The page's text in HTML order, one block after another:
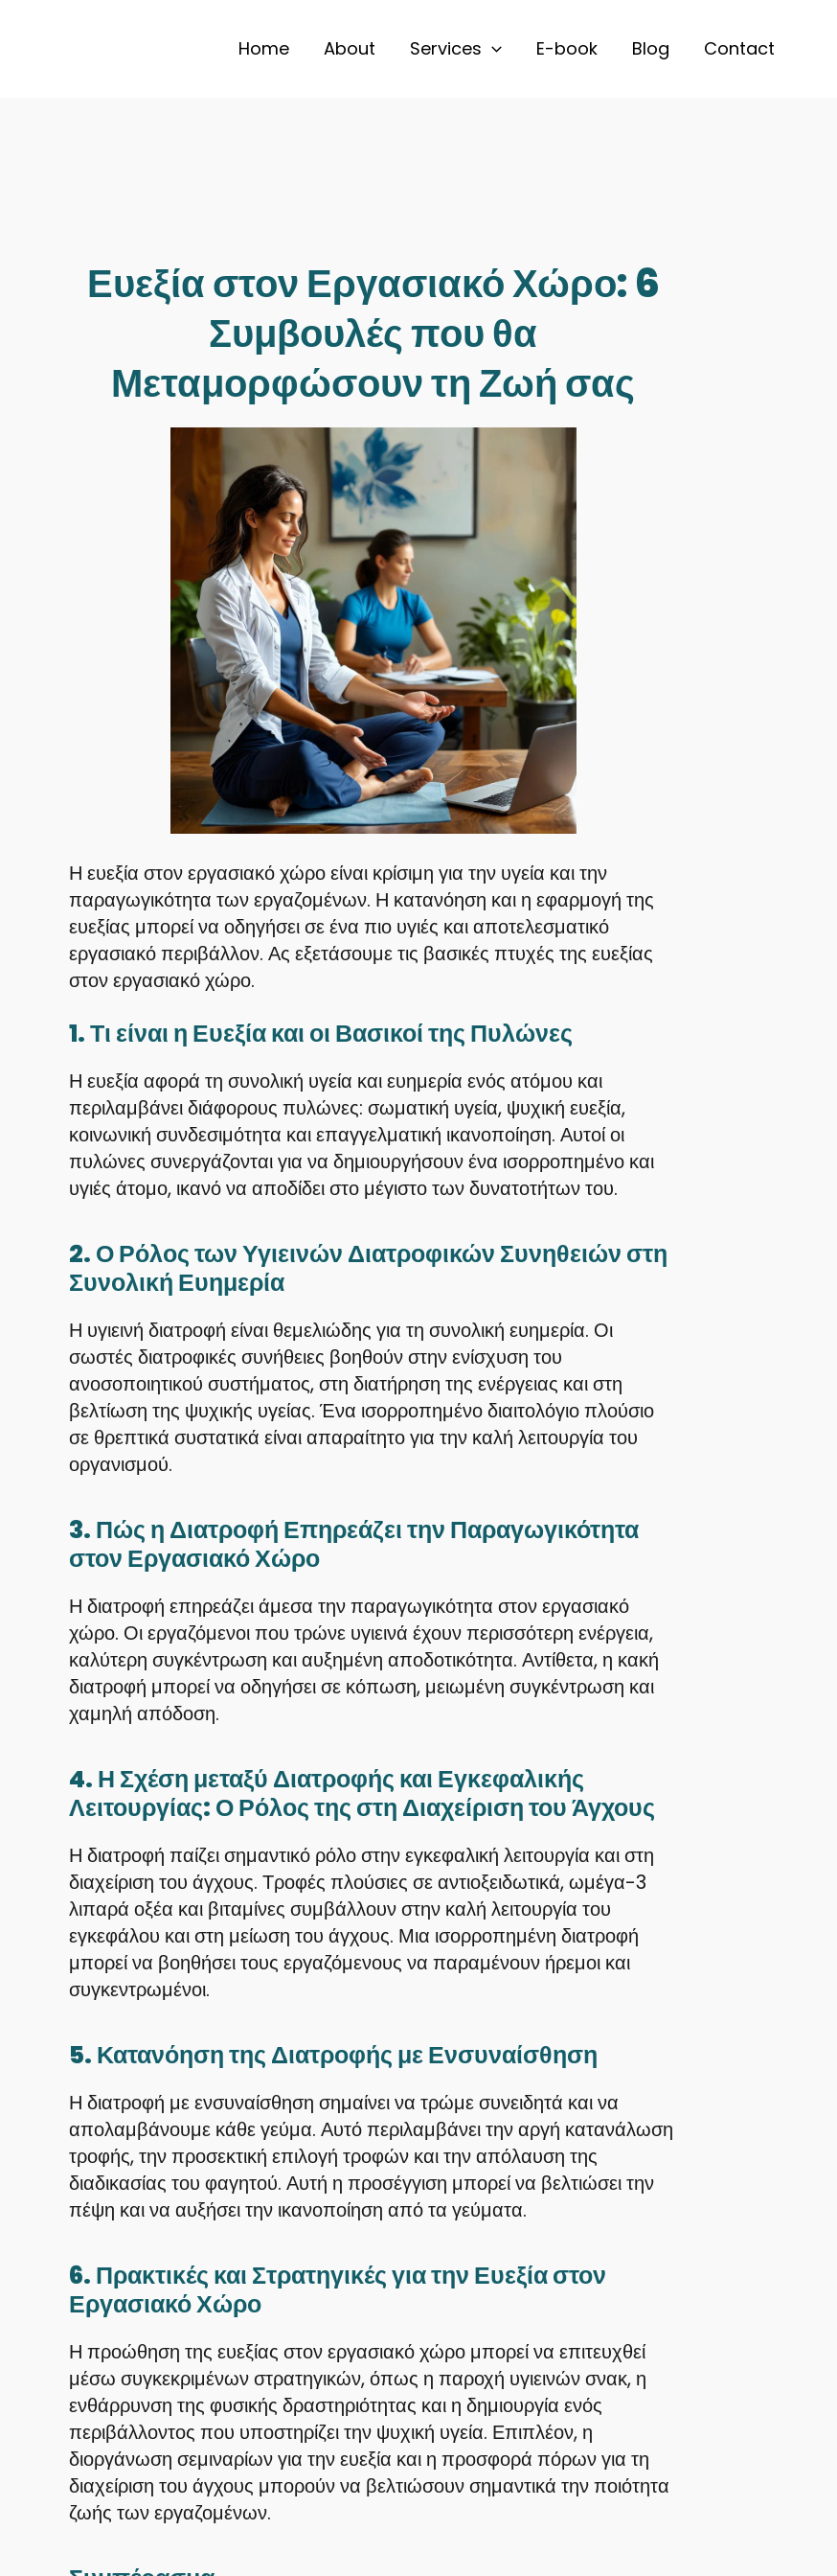
Home About Services E-book Blog Contact
Ευεξία στον Εργασιακό Χώρο: 6
Συμβουλές που θα
Μεταμορφώσουν τη Ζωή σας
Η ευεξία στον εργασιακό χώρο είναι κρίσιμη για την υγεία και την
παραγωγικότητα των εργαζομένων. Η κατανόηση και η εφαρμογή της
ευεξίας μπορεί να οδηγήσει σε ένα πιο υγιές και αποτελεσματικό
εργασιακό περιβάλλον. Ας εξετάσουμε τις βασικές πτυχές της ευεξίας
στον εργασιακό χώρο.
1. Τι είναι η Ευεξία και οι Βασικοί της Πυλώνες
Η ευεξία αφορά τη συνολική υγεία και ευημερία ενός ατόμου και
περιλαμβάνει διάφορους πυλώνες: σωματική υγεία, ψυχική ευεξία,
κοινωνική συνδεσιμότητα και επαγγελματική ικανοποίηση. Αυτοί οι
πυλώνες συνεργάζονται για να δημιουργήσουν ένα ισορροπημένο και
υγιές άτομο, ικανό να αποδίδει στο μέγιστο των δυνατοτήτων του.
2. Ο Ρόλος των Υγιεινών Διατροφικών Συνηθειών στη
Συνολική Ευημερία
Η υγιεινή διατροφή είναι θεμελιώδης για τη συνολική ευημερία. Οι
σωστές διατροφικές συνήθειες βοηθούν στην ενίσχυση του
ανοσοποιητικού συστήματος, στη διατήρηση της ενέργειας και στη
βελτίωση της ψυχικής υγείας. Ένα ισορροπημένο διαιτολόγιο πλούσιο
σε θρεπτικά συστατικά είναι απαραίτητο για την καλή λειτουργία του
οργανισμού.
3. Πώς η Διατροφή Επηρεάζει την Παραγωγικότητα
στον Εργασιακό Χώρο
Η διατροφή επηρεάζει άμεσα την παραγωγικότητα στον εργασιακό
χώρο. Οι εργαζόμενοι που τρώνε υγιεινά έχουν περισσότερη ενέργεια,
καλύτερη συγκέντρωση και αυξημένη αποδοτικότητα. Αντίθετα, η κακή
διατροφή μπορεί να οδηγήσει σε κόπωση, μειωμένη συγκέντρωση και
χαμηλή απόδοση.
4. Η Σχέση μεταξύ Διατροφής και Εγκεφαλικής
Λειτουργίας: Ο Ρόλος της στη Διαχείριση του Άγχους
Η διατροφή παίζει σημαντικό ρόλο στην εγκεφαλική λειτουργία και στη
διαχείριση του άγχους. Τροφές πλούσιες σε αντιοξειδωτικά, ωμέγα-3
λιπαρά οξέα και βιταμίνες συμβάλλουν στην καλή λειτουργία του
εγκεφάλου και στη μείωση του άγχους. Μια ισορροπημένη διατροφή
μπορεί να βοηθήσει τους εργαζόμενους να παραμένουν ήρεμοι και
συγκεντρωμένοι.
5. Κατανόηση της Διατροφής με Ενσυναίσθηση
Η διατροφή με ενσυναίσθηση σημαίνει να τρώμε συνειδητά και να
απολαμβάνουμε κάθε γεύμα. Αυτό περιλαμβάνει την αργή κατανάλωση
τροφής, την προσεκτική επιλογή τροφών και την απόλαυση της
διαδικασίας του φαγητού. Αυτή η προσέγγιση μπορεί να βελτιώσει την
πέψη και να αυξήσει την ικανοποίηση από τα γεύματα.
6. Πρακτικές και Στρατηγικές για την Ευεξία στον
Εργασιακό Χώρο
Η προώθηση της ευεξίας στον εργασιακό χώρο μπορεί να επιτευχθεί
μέσω συγκεκριμένων στρατηγικών, όπως η παροχή υγιεινών σνακ, η
ενθάρρυνση της φυσικής δραστηριότητας και η δημιουργία ενός
περιβάλλοντος που υποστηρίζει την ψυχική υγεία. Επιπλέον, η
διοργάνωση σεμιναρίων για την ευεξία και η προσφορά πόρων για τη
διαχείριση του άγχους μπορούν να βελτιώσουν σημαντικά την ποιότητα
ζωής των εργαζομένων.